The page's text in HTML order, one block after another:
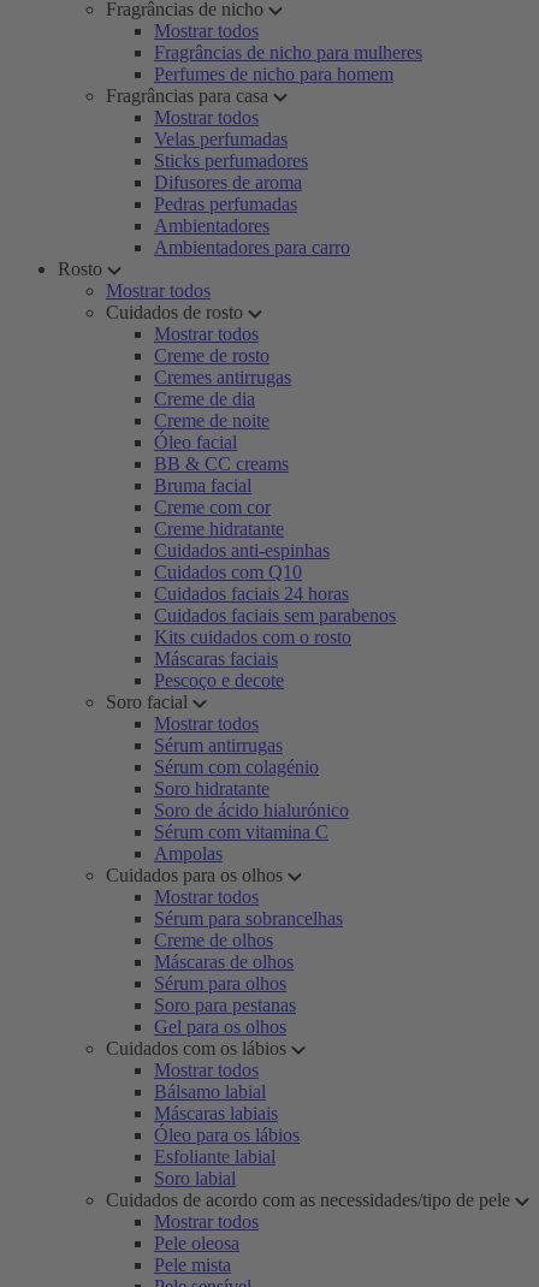
Fragrâncias de nicho
Mostrar todos
Fragrâncias de nicho para mulheres
Perfumes de nicho para homem
Fragrâncias para casa
Mostrar todos
Velas perfumadas
Sticks perfumadores
Difusores de aroma
Pedras perfumadas
Ambientadores
Ambientadores para carro
Rosto
Mostrar todos
Cuidados de rosto
Mostrar todos
Creme de rosto
Cremes antirrugas
Creme de dia
Creme de noite
Óleo facial
BB & CC creams
Bruma facial
Creme com cor
Creme hidratante
Cuidados anti-espinhas
Cuidados com Q10
Cuidados faciais 24 horas
Cuidados faciais sem parabenos
Kits cuidados com o rosto
Máscaras faciais
Pescoço e decote
Soro facial
Mostrar todos
Sérum antirrugas
Sérum com colagénio
Soro hidratante
Soro de ácido hialurónico
Sérum com vitamina C
Ampolas
Cuidados para os olhos
Mostrar todos
Sérum para sobrancelhas
Creme de olhos
Máscaras de olhos
Sérum para olhos
Soro para pestanas
Gel para os olhos
Cuidados com os lábios
Mostrar todos
Bálsamo labial
Máscaras labiais
Óleo para os lábios
Esfoliante labial
Soro labial
Cuidados de acordo com as necessidades/tipo de pele
Mostrar todos
Pele oleosa
Pele mista